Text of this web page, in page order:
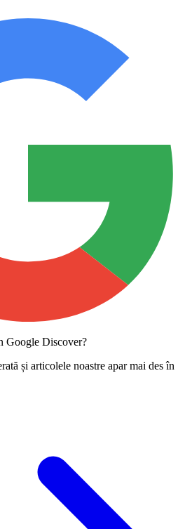
Google Discover?
și articolele noastre apar mai des în